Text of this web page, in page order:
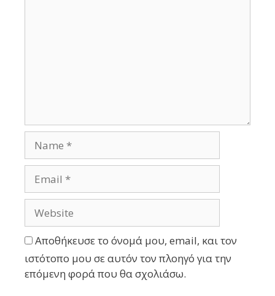
Αποθήκευσε το όνομά μου, email, και τον
ιστότοπο μου σε αυτόν τον πλοηγό για την
επόμενη φορά που θα σχολιάσω.